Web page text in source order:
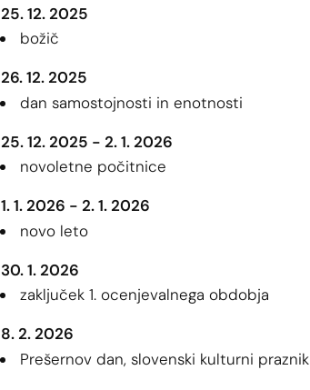
25. 12. 2025
božič
26. 12. 2025
dan samostojnosti in enotnosti
25. 12. 2025 - 2. 1. 2026
novoletne počitnice
1. 1. 2026 - 2. 1. 2026
novo leto
30. 1. 2026
zaključek 1. ocenjevalnega obdobja
8. 2. 2026
Prešernov dan, slovenski kulturni praznik